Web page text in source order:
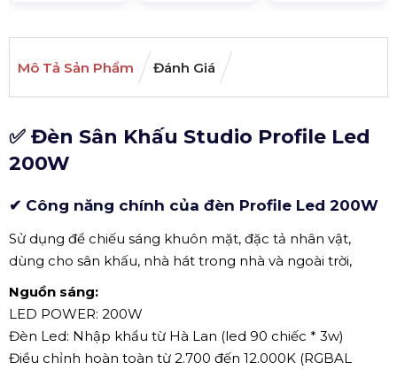
Mô Tả Sản Phẩm Đánh Giá
✅ Đèn Sân Khấu Studio Profile Led
200W
✔ Công năng chính của đèn Profile Led 200W
Sử dụng để chiếu sáng khuôn mặt, đặc tả nhân vật,
dùng cho sân khấu, nhà hát trong nhà và ngoài trời,
Nguồn sáng:
LED POWER: 200W
Đèn Led: Nhập khẩu từ Hà Lan (led 90 chiếc * 3w)
Điều chỉnh hoàn toàn từ 2.700 đến 12.000K (RGBAL